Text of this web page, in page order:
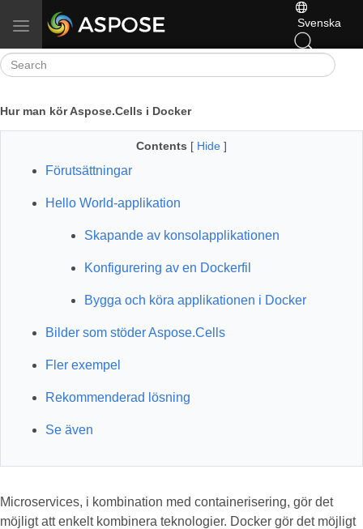
Toggle navigation Svenska
Hur man kör Aspose.Cells i Docker
Contents [ Hide ]
Förutsättningar
Hello World-applikation
Skapande av konsolapplikationen
Konfigurering av en Dockerfil
Bygga och köra applikationen i Docker
Bilder som stöder Aspose.Cells
Fler exempel
Rekommenderad lösning
Se även
Microservices, i kombination med containerisering, gör det
möjligt att enkelt kombinera teknologier. Docker gör det möjligt